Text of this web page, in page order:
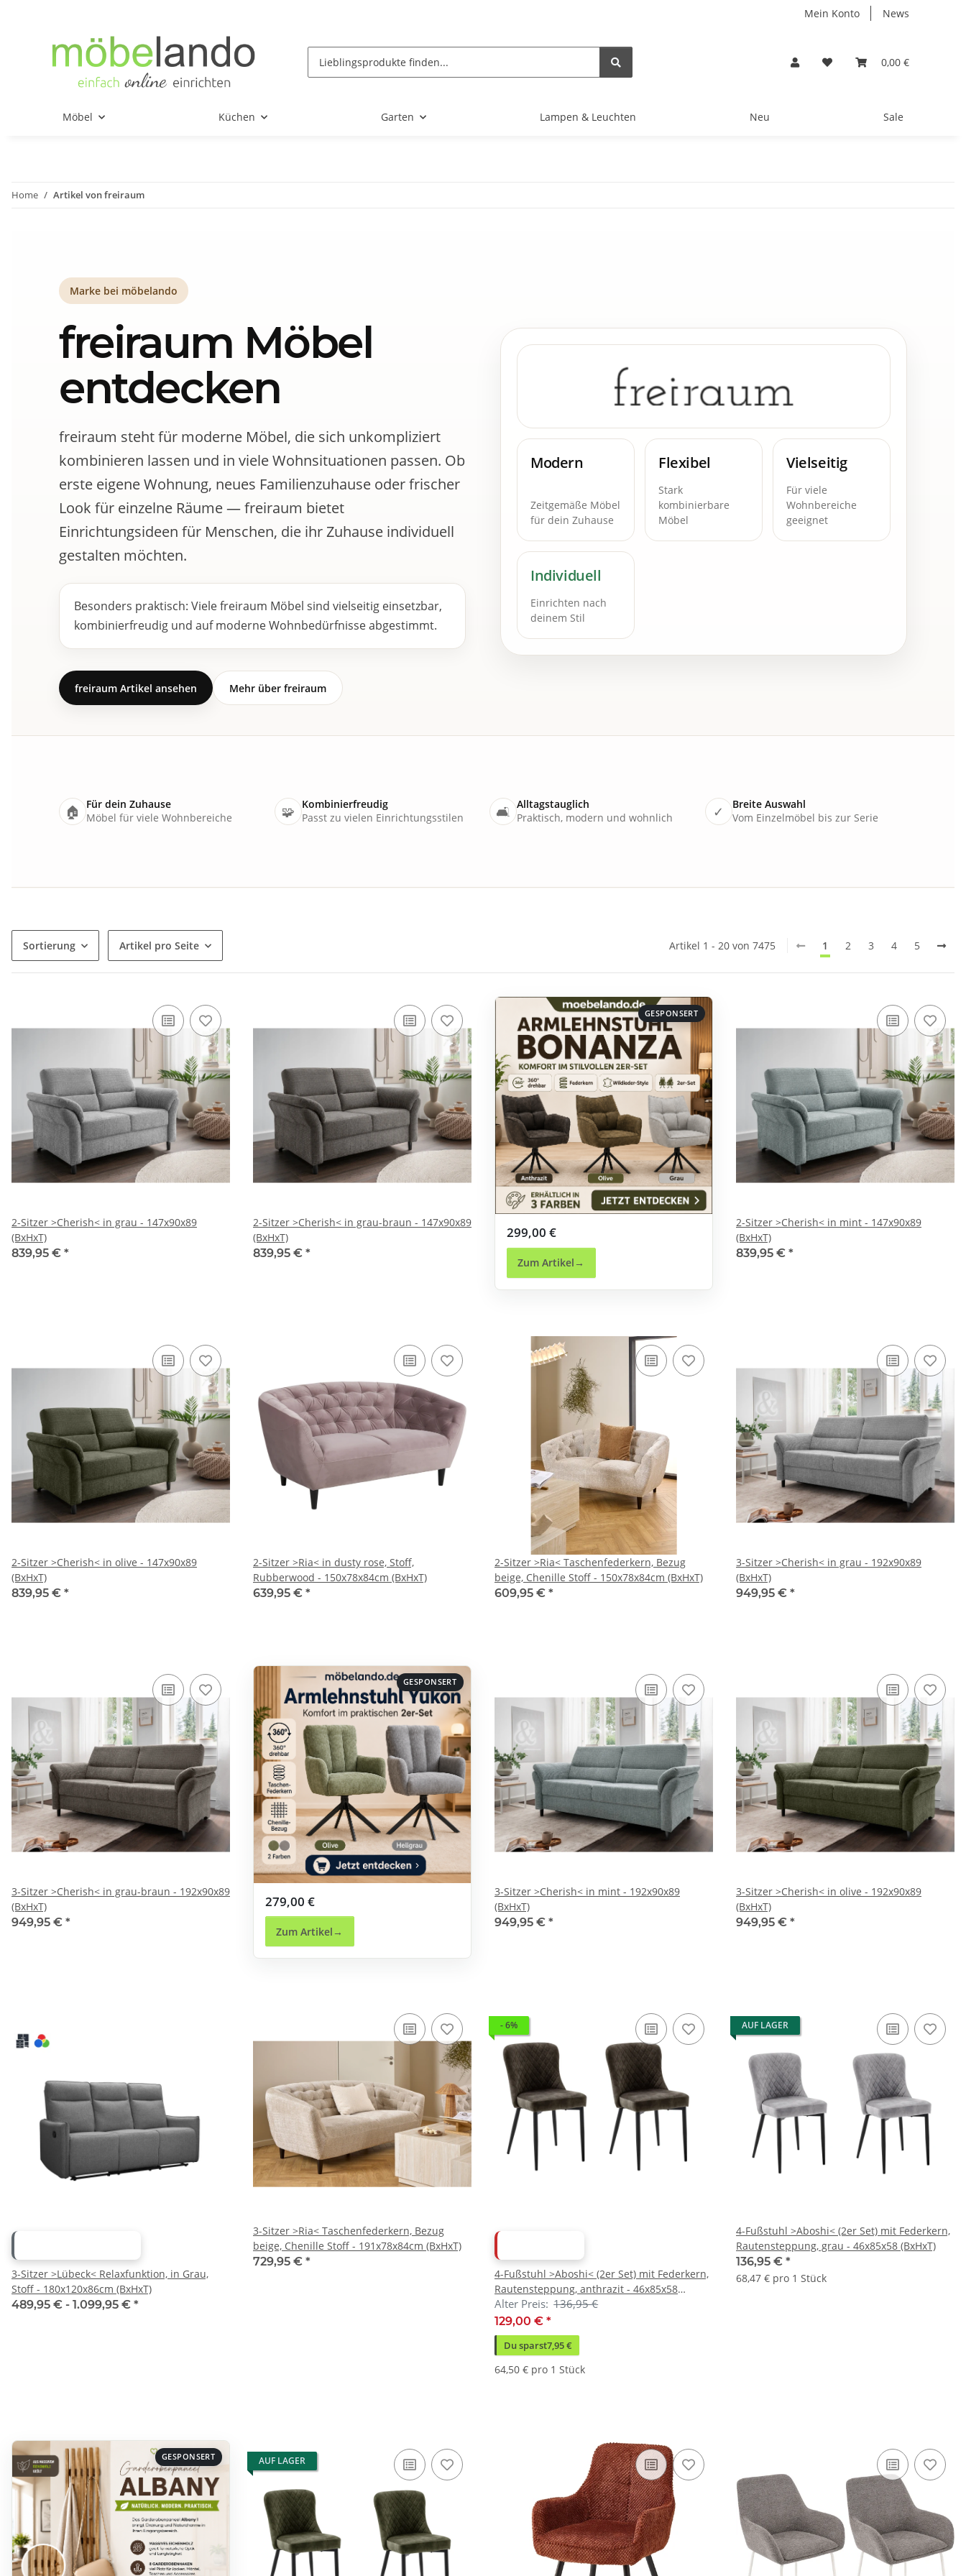
Mein Konto News
0,00 €
Möbel Küchen Garten Lampen & Leuchten Neu Sale
Home Artikel von freiraum
Marke bei möbelando
freiraum Möbel
entdecken
freiraum steht für moderne Möbel, die sich unkompliziert
kombinieren lassen und in viele Wohnsituationen passen. Ob
erste eigene Wohnung, neues Familienzuhause oder frischer
Look für einzelne Räume — freiraum bietet
Einrichtungsideen für Menschen, die ihr Zuhause individuell
gestalten möchten.
Besonders praktisch: Viele freiraum Möbel sind vielseitig einsetzbar,
kombinierfreudig und auf moderne Wohnbedürfnisse abgestimmt.
freiraum Artikel ansehen Mehr über freiraum
Modern
Zeitgemäße Möbel
für dein Zuhause
Flexibel
Stark
kombinierbare
Möbel
Vielseitig
Für viele
Wohnbereiche
geeignet
Individuell
Einrichten nach
deinem Stil
🏠
Für dein Zuhause
Möbel für viele Wohnbereiche
🧩
Kombinierfreudig
Passt zu vielen Einrichtungsstilen
🛋 Alltagstauglich
Praktisch, modern und wohnlich
✓
Breite Auswahl
Vom Einzelmöbel bis zur Serie
Sortierung Artikel pro Seite Artikel 1 - 20 von 7475 1 2 3 4 5
2-Sitzer >Cherish< in grau - 147x90x89
(BxHxT)
839,95 € *
2-Sitzer >Cherish< in grau-braun - 147x90x89
(BxHxT)
839,95 € *
GESPONSERT
299,00 €
Zum Artikel
2-Sitzer >Cherish< in mint - 147x90x89
(BxHxT)
839,95 € *
2-Sitzer >Cherish< in olive - 147x90x89
(BxHxT)
839,95 € *
2-Sitzer >Ria< in dusty rose, Stoff,
Rubberwood - 150x78x84cm (BxHxT)
639,95 € *
2-Sitzer >Ria< Taschenfederkern, Bezug
beige, Chenille Stoff - 150x78x84cm (BxHxT)
609,95 € *
3-Sitzer >Cherish< in grau - 192x90x89
(BxHxT)
949,95 € *
3-Sitzer >Cherish< in grau-braun - 192x90x89
(BxHxT)
949,95 € *
GESPONSERT
279,00 €
Zum Artikel
3-Sitzer >Cherish< in mint - 192x90x89
(BxHxT)
949,95 € *
3-Sitzer >Cherish< in olive - 192x90x89
(BxHxT)
949,95 € *
3-Sitzer >Lübeck< Relaxfunktion, in Grau,
Stoff - 180x120x86cm (BxHxT)
489,95 € - 1.099,95 € *
3-Sitzer >Ria< Taschenfederkern, Bezug
beige, Chenille Stoff - 191x78x84cm (BxHxT)
729,95 € *
- 6%
4-Fußstuhl >Aboshi< (2er Set) mit Federkern,
Rautensteppung, anthrazit - 46x85x58
(BxHxT)
Alter Preis: 136,95 €
129,00 € *
Du sparst7,95 €
64,50 € pro 1 Stück
AUF LAGER
4-Fußstuhl >Aboshi< (2er Set) mit Federkern,
Rautensteppung, grau - 46x85x58 (BxHxT)
136,95 € *
68,47 € pro 1 Stück
GESPONSERT AUF LAGER